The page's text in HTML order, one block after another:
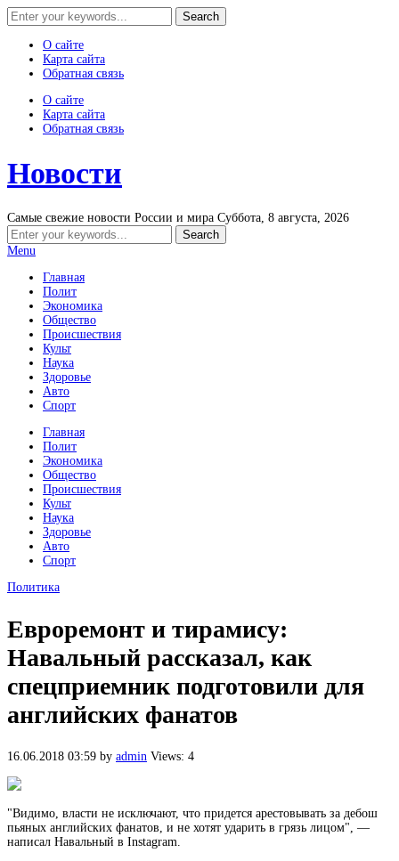
О сайте
Карта сайта
Обратная связь
О сайте
Карта сайта
Обратная связь
Новости
Самые свежие новости России и мира Суббота, 8 августа, 2026
Menu
Главная
Полит
Экономика
Общество
Происшествия
Культ
Наука
Здоровье
Авто
Спорт
Главная
Полит
Экономика
Общество
Происшествия
Культ
Наука
Здоровье
Авто
Спорт
Политика
Евроремонт и тирамису:
Навальный рассказал, как
спецприемник подготовили для
английских фанатов
16.06.2018 03:59 by admin Views: 4
"Видимо, власти не исключают, что придется арестовывать за дебош
пьяных английских фанатов, и не хотят ударить в грязь лицом", —
написал Навальный в Instagram.